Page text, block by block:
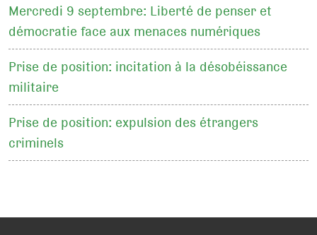
Mercredi 9 septembre: Liberté de penser et
démocratie face aux menaces numériques
Prise de position: incitation à la désobéissance
militaire
Prise de position: expulsion des étrangers
criminels